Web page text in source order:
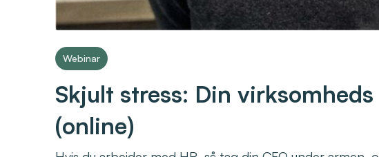
Webinar
Skjult stress: Din
(online)